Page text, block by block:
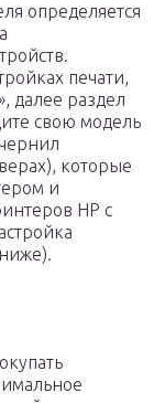
определяется
печати,
далее раздел
свою модель
которые
и
HP с